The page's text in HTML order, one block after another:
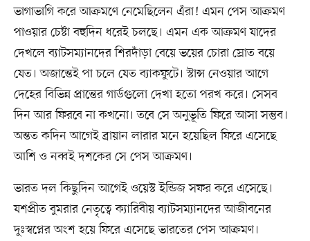
ভাগাভাগি করে আক্রমণে নেমেছিলেন এঁরা! এমন পেস আক্রমণ
পাওয়ার চেষ্টা বহুদিন ধরেই চলছে। এমন এক আক্রমণ যাদের
দেখলে ব্যাটসম্যানদের শিরদাঁড়া বেয়ে ভয়ের চোরা স্রোত বয়ে
যেত। অজান্তেই পা চলে যেত ব্যাকফুটে। স্টান্স নেওয়ার আগে
দেহের বিভিন্ন প্রান্তের গার্ডগুলো দেখা হতো পরখ করে। সেসব
দিন আর ফিরবে না কখনো। তবে সে অনুভূতি ফিরে আসা সম্ভব।
অন্তত কদিন আগেই ব্রায়ান লারার মনে হয়েছিল ফিরে এসেছে
আশি ও নব্বই দশকের সে পেস আক্রমণ।
ভারত দল কিছুদিন আগেই ওয়েস্ট ইন্ডিজ সফর করে এসেছে।
যশপ্রীত বুমরার নেতৃত্বে ক্যারিবীয় ব্যাটসম্যানদের আজীবনের
দুঃস্বপ্নের অংশ হয়ে ফিরে এসেছে ভারতের পেস আক্রমণ।